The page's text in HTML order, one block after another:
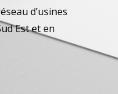
d’usines
Est et en